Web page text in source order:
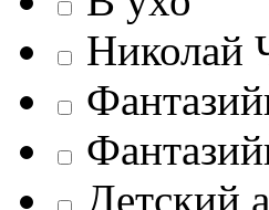
Николай
Детский